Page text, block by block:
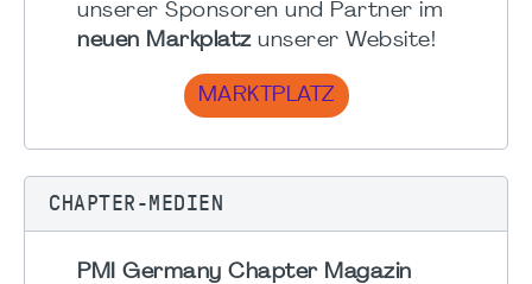
unserer Sponsoren und Partner im
neuen Markplatzunserer Website!
MARKTPLATZ
CHAPTER-MEDIEN
PMI Germany Chapter Magazin